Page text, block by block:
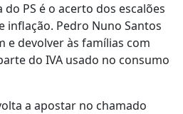
PS é o acerto dos escalões
inflação. Pedro Nuno Santos
e devolver às famílias com
do IVA usado no consumo
a apostar no chamado